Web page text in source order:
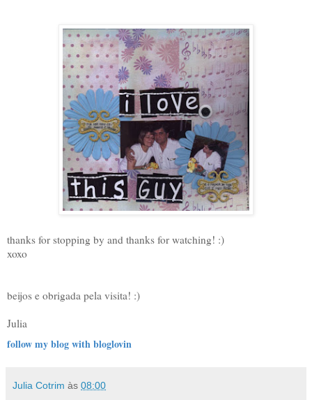
thanks for stopping by and thanks for watching! :)
xoxo
beijos e obrigada pela visita! :)
Julia
follow my blog with bloglovin
Julia Cotrim às 08:00